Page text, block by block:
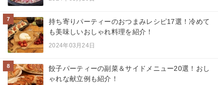
7
持ち寄りパーティーのおつまみレシピ17選！冷めて
も美味しいおしゃれ料理を紹介！
2024年03月24日
8
餃子パーティーの副菜＆サイドメニュー20選！おし
ゃれな献立例も紹介！